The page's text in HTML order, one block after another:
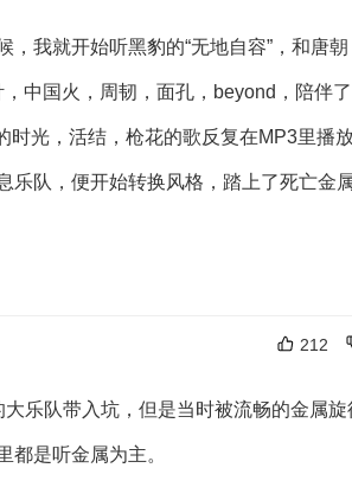
我就开始听黑豹的“无地自容”，和唐朝
中国火，周韧，面孔，beyond，陪伴
时光，活结，枪花的歌反复在MP3里播
乐队，便开始转换风格，踏上了死亡金
212
乐队带入坑，但是当时被流畅的金属旋
是听金属为主。